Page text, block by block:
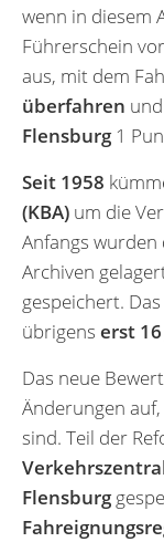
wenn in diesem
Führerschein
aus, mit dem
überfahren
Flensburg1
Seit 1958
(KBA) um die
Anfangs
Archiven
gespeichert.
übrigens erst
Das neue
Änderungen
sind. Teil der
Flensburg